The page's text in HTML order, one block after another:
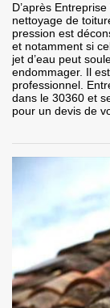
D’après
nettoyage de
pression est
et notamment si
jet d’eau peut
endommager. Il
professionnel.
dans le 30360 et
pour un devis de